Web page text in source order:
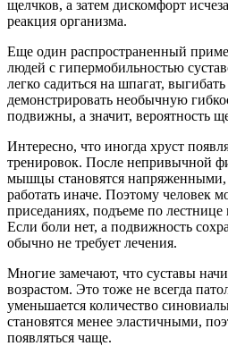
щелчков, а затем дискомфорт
реакция организма.
Еще один распространенный
людей с гипермобильностью
легко садиться на шпагат,
демонстрировать необычную
подвижны, а значит, вероятность
Интересно, что иногда хруст
тренировок. После непривычной
мышцы становятся напряженными,
работать иначе. Поэтому человек
приседаниях, подъеме по
Если боли нет, а подвижность
обычно не требует лечения.
Многие замечают, что суставы
возрастом. Это тоже не всегда
уменьшается количество
становятся менее эластичными,
появляться чаще.